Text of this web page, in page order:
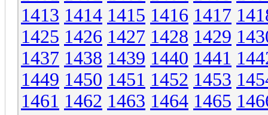
1413 1414 1415 1416 1417
1425 1426 1427 1428 1429
1437 1438 1439 1440 1441
1449 1450 1451 1452 1453
1461 1462 1463 1464 1465